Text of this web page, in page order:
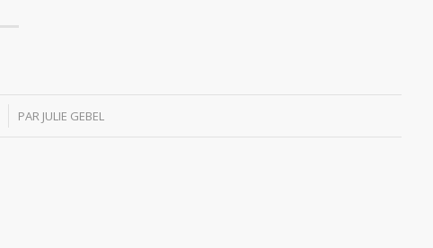
PAR JULIE GEBEL